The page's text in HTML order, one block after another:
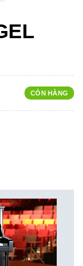
CÒN HÀNG